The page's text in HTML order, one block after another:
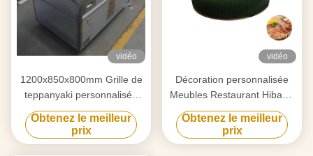
vidéo
1200x850x800mm Grille de
teppanyaki personnalisée
pour les meubles de
décoration
Obtenez le meilleur
prix
vidéo
Décoration personnalisée
Meubles Restaurant Hibachi
Grill Surface de cuisson
plate
Obtenez le meilleur
prix